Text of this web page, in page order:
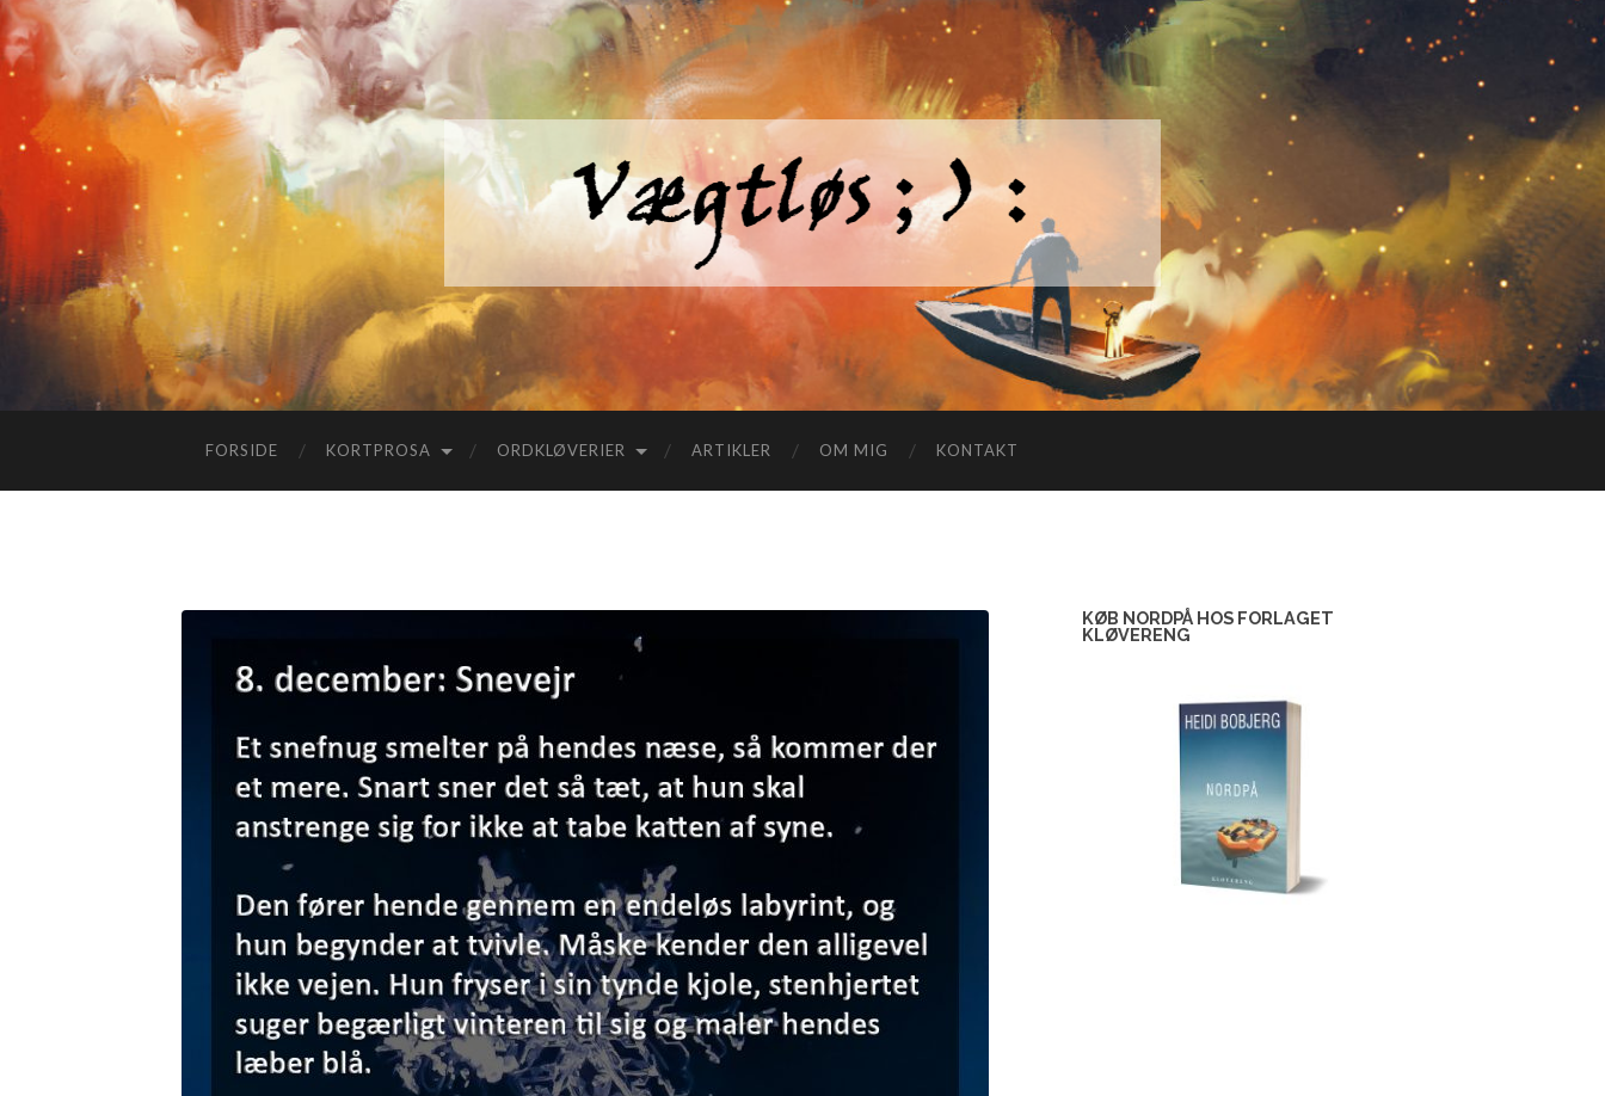
FORSIDE KORTPROSA ORDKLØVERIER ARTIKLER OM MIG KONTAKT
KØB NORDPÅ HOS FORLAGET
KLØVERENG